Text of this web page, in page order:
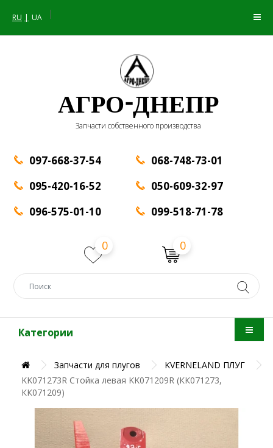
RU UA |
АГРО-ДНЕПР
Запчасти собственного производства
097-668-37-54
095-420-16-52
096-575-01-10
068-748-73-01
050-609-32-97
099-518-71-78
0 0
Категории
Запчасти для плугов
KVERNELAND ПЛУГ
KK071273R Стойка левая KK071209R (КК071273,
КК071209)